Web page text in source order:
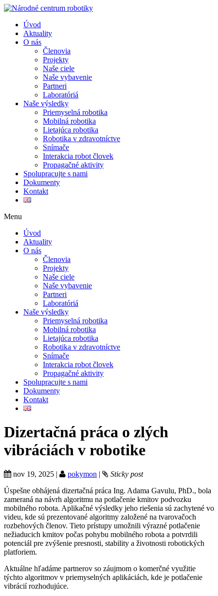
Úvod
Aktuality
O nás
Členovia
Projekty
Naše ciele
Naše vybavenie
Partneri
Laboratóriá
Naše výsledky
Priemyselná robotika
Mobilná robotika
Lietajúca robotika
Robotika v zdravotníctve
Snímače
Interakcia robot človek
Propagačné aktivity
Spolupracujte s nami
Dokumenty
Kontakt
Menu
Úvod
Aktuality
O nás
Členovia
Projekty
Naše ciele
Naše vybavenie
Partneri
Laboratóriá
Naše výsledky
Priemyselná robotika
Mobilná robotika
Lietajúca robotika
Robotika v zdravotníctve
Snímače
Interakcia robot človek
Propagačné aktivity
Spolupracujte s nami
Dokumenty
Kontakt
Dizertačná práca o zlých
vibráciách v robotike
nov 19, 2025 | pokymon |
Sticky post
Úspešne obhájená dizertačná práca Ing. Adama Gavulu, PhD., bola
zameraná na návrh algoritmu na potlačenie kmitov podvozku
mobilného robota. Aplikačné výsledky jeho riešenia sú zachytené vo
videu, kde sú prezentované algoritmy založené na tvarovačoch
rozbehových členov. Tieto prístupy umožnili výrazné potlačenie
nežiaducich kmitov počas pohybu mobilného robota a potvrdili
potenciál pre zvýšenie presnosti, stability a životnosti robotických
platforiem.
Aktuálne hľadáme partnerov so záujmom o komerčné využitie
týchto algoritmov v priemyselných aplikáciách, kde je potlačenie
vibrácií rozhodujúce.